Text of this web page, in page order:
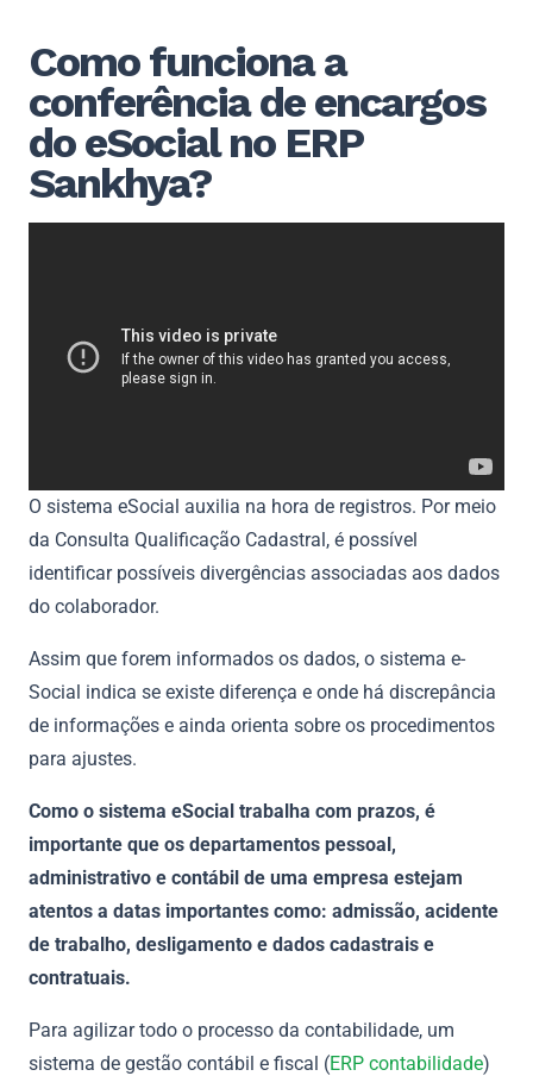
Como funciona a
conferência de encargos
do eSocial no ERP
Sankhya?
O sistema eSocial auxilia na hora de registros. Por meio
da Consulta Qualificação Cadastral, é possível
identificar possíveis divergências associadas aos dados
do colaborador.
Assim que forem informados os dados, o sistema e-
Social indica se existe diferença e onde há discrepância
de informações e ainda orienta sobre os procedimentos
para ajustes.
Como o sistema eSocial trabalha com prazos, é
importante que os departamentos pessoal,
administrativo e contábil de uma empresa estejam
atentos a datas importantes como: admissão, acidente
de trabalho, desligamento e dados cadastrais e
contratuais.
Para agilizar todo o processo da contabilidade, um
sistema de gestão contábil e fiscal (ERP contabilidade)